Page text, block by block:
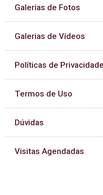
Galerias de Fotos
Galerias de Vídeos
Políticas de Privacidade
Termos de Uso
Dúvidas
Visitas Agendadas